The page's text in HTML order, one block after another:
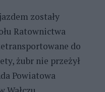
zostały
Ratownictwa
do
żubr nie przeżył
Powiatowa